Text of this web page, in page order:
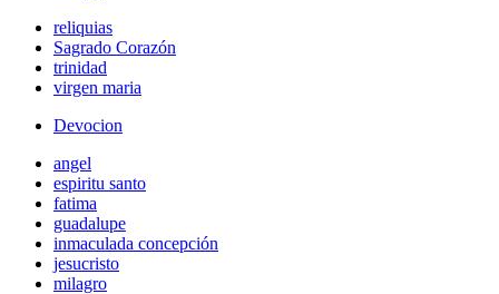
reliquias
Sagrado Corazón
trinidad
virgen maria
Devocion
angel
espiritu santo
fatima
guadalupe
inmaculada concepción
jesucristo
milagro